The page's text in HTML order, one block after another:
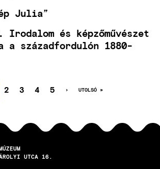
Julia”
Irodalom és képzőművészet
a századfordulón 1880-
OLDAL
2 OLDAL
3 OLDAL
4 OLDAL
5
KÖVETKEZŐ
›
UTOLSÓ
UTOLSÓ »
UTCA 16.